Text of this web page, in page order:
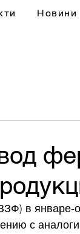
Новини
в январе-
с